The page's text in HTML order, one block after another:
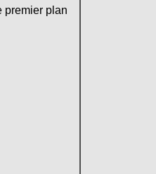
premier plan